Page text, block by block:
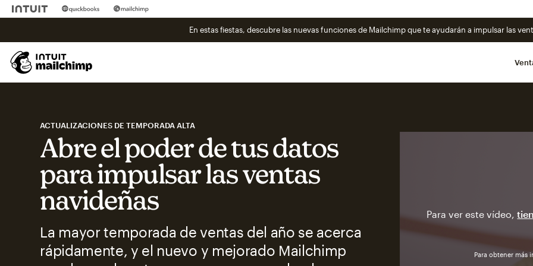
En estas fiestas, descubre las nuevas funciones de Mailchimp que te ayudarán a impulsar las
ACTUALIZACIONES DE TEMPORADA ALTA
Abre el poder de tus datos
para impulsar las ventas
navideñas
La mayor temporada de ventas del año se acerca
rápidamente, y el nuevo y mejorado Mailchimp
Para ver este vídeo,
Para obtener